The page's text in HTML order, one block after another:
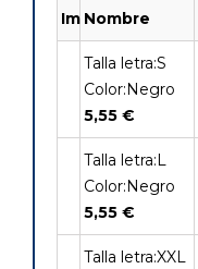
Imagen
Nombre
Talla letra:S
Color:Negro
5,55 €
Talla letra:L
Color:Negro
5,55 €
Talla letra:XXL